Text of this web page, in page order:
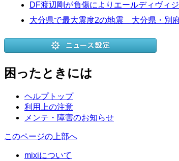
DF渡辺剛が負傷によりエールディヴィ
大分県で最大震度2の地震 大分県・別
困ったときには
ヘルプトップ
利用上の注意
メンテ・障害のお知らせ
このページの上部へ
mixiについて